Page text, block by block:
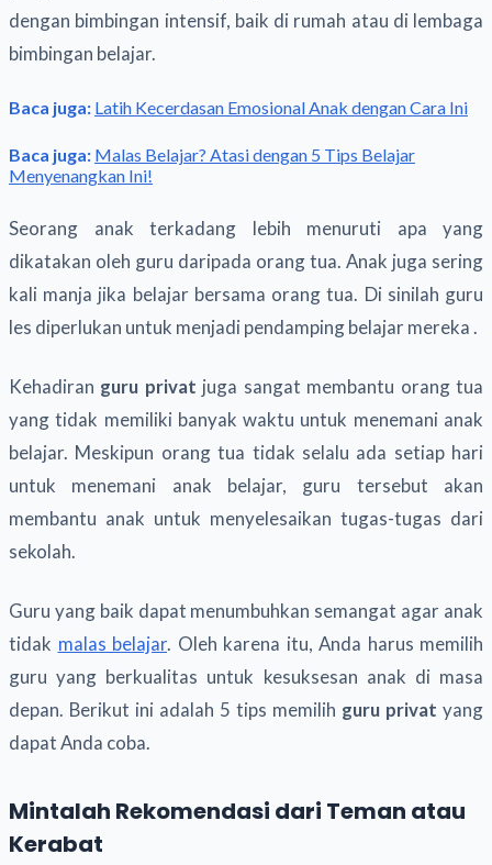
dengan bimbingan intensif, baik di rumah atau di lembaga
bimbingan belajar.
Baca juga: Latih Kecerdasan Emosional Anak dengan Cara Ini
Baca juga: Malas Belajar? Atasi dengan 5 Tips Belajar
Menyenangkan Ini!
Seorang anak terkadang lebih menuruti apa yang
dikatakan oleh guru daripada orang tua. Anak juga sering
kali manja jika belajar bersama orang tua. Di sinilah guru
les diperlukan untuk menjadi pendamping belajar mereka .
Kehadiran guru privat juga sangat membantu orang tua
yang tidak memiliki banyak waktu untuk menemani anak
belajar. Meskipun orang tua tidak selalu ada setiap hari
untuk menemani anak belajar, guru tersebut akan
membantu anak untuk menyelesaikan tugas-tugas dari
sekolah.
Guru yang baik dapat menumbuhkan semangat agar anak
tidak malas belajar. Oleh karena itu, Anda harus memilih
guru yang berkualitas untuk kesuksesan anak di masa
depan. Berikut ini adalah 5 tips memilih guru privat yang
dapat Anda coba.
Mintalah Rekomendasi dari Teman atau
Kerabat